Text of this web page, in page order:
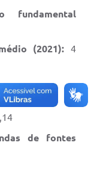
fundamental
(2021): 4
de fontes